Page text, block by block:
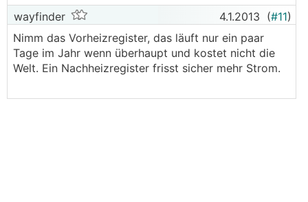
wayfinder 4.1.2013 (#11)
Nimm das Vorheizregister, das läuft nur ein paar
Tage im Jahr wenn überhaupt und kostet nicht die
Welt. Ein Nachheizregister frisst sicher mehr Strom.